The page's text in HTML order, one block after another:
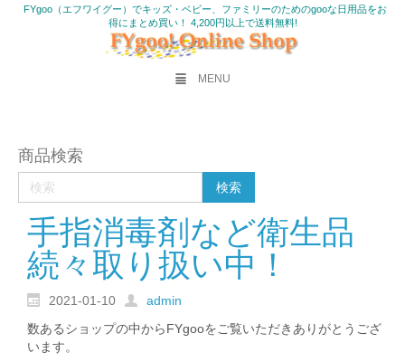
FYgoo（エフワイグー）でキッズ・ベビー、ファミリーのためのgooな日用品をお
得にまとめ買い！ 4,200円以上で送料無料!
MENU
商品検索
手指消毒剤など衛生品
続々取り扱い中！
2021-01-10
admin
数あるショップの中からFYgooをご覧いただきありがとうござ
います。